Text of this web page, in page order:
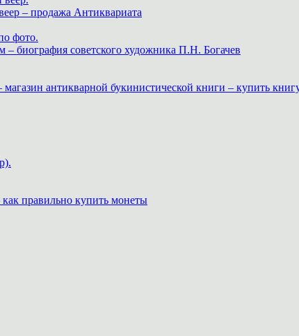
– продажа Антиквариата
фото.
биография советского художника П.Н. Богачев
антикварной букинистической книги – купить
правильно купить монеты